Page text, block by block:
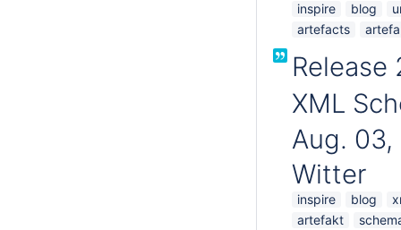
inspire blog
artefacts
Release
XML
Aug.
Witter
inspire blog
artefakt